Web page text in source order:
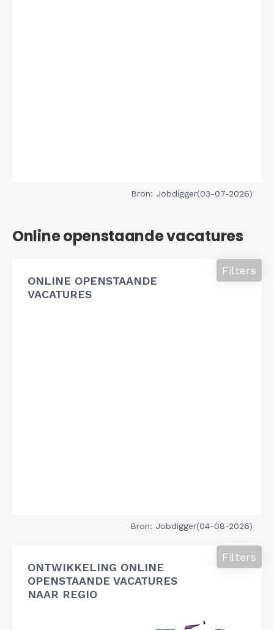
Bron: Jobdigger(03-07-2026)
Online openstaande vacatures
ONLINE OPENSTAANDE
VACATURES
Filters
Bron: Jobdigger(04-08-2026)
ONTWIKKELING ONLINE
OPENSTAANDE VACATURES
NAAR REGIO
Filters